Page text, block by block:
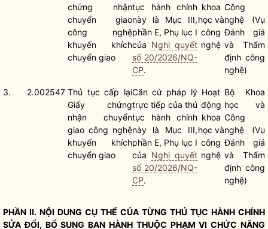
chứng nhận
chuyển giao
công nghệ
khuyến khích
chuyển giao
tục hành chính
này là Mục III,
phần E, Phụ lục I
của Nghị quyết
số 20/2026/NQ-
CP.
khoa
học và
công
nghệ
Công
nghệ (Vụ
Đánh giá
và Thẩm
định công
nghệ)
3. 2.002547 Thủ tục cấp lại
Giấy chứng
nhận chuyển
giao công nghệ
khuyến khích
chuyển giao
Căn cứ pháp lý
trực tiếp của thủ
tục hành chính
này là Mục III,
phần E, Phụ lục I
của Nghị quyết
số 20/2026/NQ-
CP.
Hoạt
động
khoa
học và
công
nghệ
Bộ Khoa
học và
Công
nghệ (Vụ
Đánh giá
và Thẩm
định công
nghệ)
PHẦN II. NỘI DUNG CỤ THỂ CỦA TỪNG THỦ TỤC HÀNH CHÍNH
SỬA ĐỔI, BỔ SUNG BAN HÀNH THUỘC PHẠM VI CHỨC NĂNG